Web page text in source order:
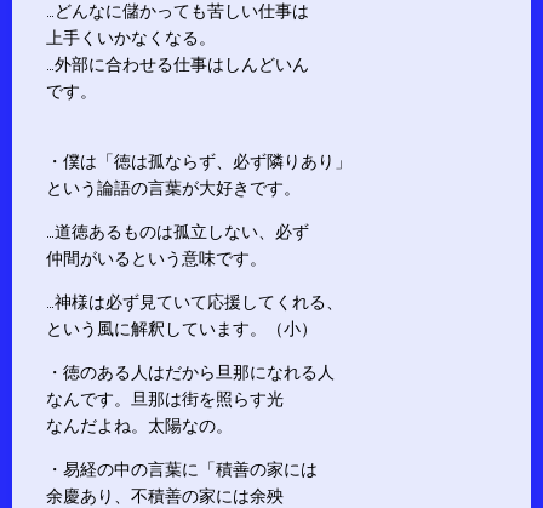
…どんなに儲かっても苦しい仕事は
上手くいかなくなる。
…外部に合わせる仕事はしんどいん
です。
・僕は「徳は孤ならず、必ず隣りあり」
という論語の言葉が大好きです。
…道徳あるものは孤立しない、必ず
仲間がいるという意味です。
…神様は必ず見ていて応援してくれる、
という風に解釈しています。（小）
・徳のある人はだから旦那になれる人
なんです。旦那は街を照らす光
なんだよね。太陽なの。
・易経の中の言葉に「積善の家には
余慶あり、不積善の家には余殃